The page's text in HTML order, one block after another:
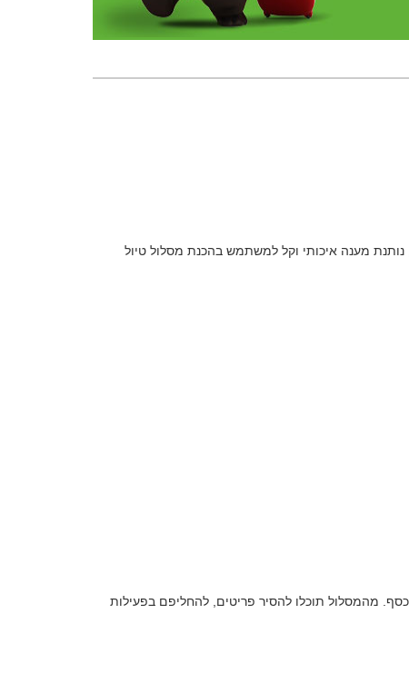
מענה איכותי וקל למשתמש בהכנת מסלול טיול
מהמסלול תוכלו להסיר פריטים, להחליפם בפעילות